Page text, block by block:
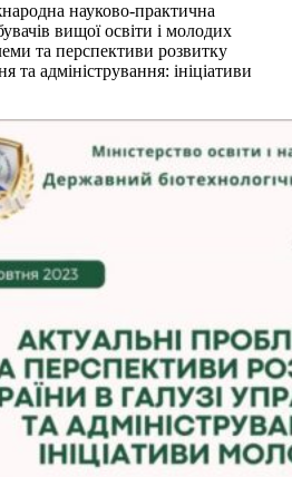
науково-практична
вищої освіти і молодих
та перспективи розвитку
та адміністрування: ініціативи